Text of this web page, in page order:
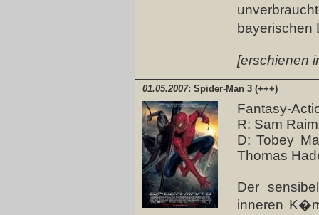
[erschienen
01.05.2007: Spider-Man 3 (+++)
Fantasy-
R: Sam
D: Tobey
Thomas
Der
inneren